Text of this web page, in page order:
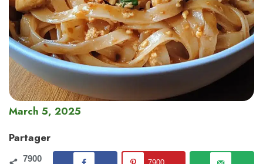
March 5, 2025
Partager
7900